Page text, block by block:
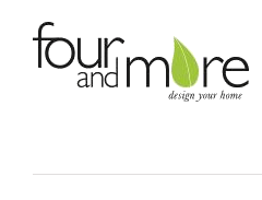
content